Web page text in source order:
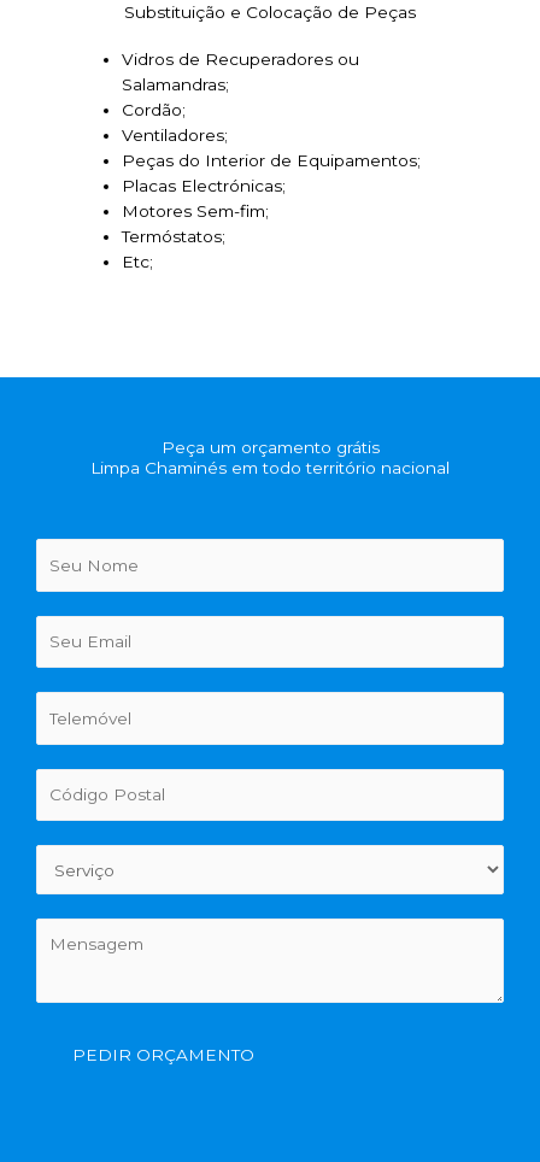
Substituição e Colocação de Peças
Vidros de Recuperadores ou
Salamandras;
Cordão;
Ventiladores;
Peças do Interior de Equipamentos;
Placas Electrónicas;
Motores Sem-fim;
Termóstatos;
Etc;
Peça um orçamento grátis
Limpa Chaminés em todo território nacional
PEDIR ORÇAMENTO